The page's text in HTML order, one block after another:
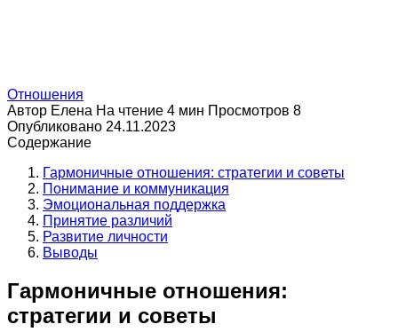
Отношения
Автор Елена На чтение 4 мин Просмотров 8
Опубликовано 24.11.2023
Содержание
Гармоничные отношения: стратегии и советы
Понимание и коммуникация
Эмоциональная поддержка
Принятие различий
Развитие личности
Выводы
Гармоничные отношения:
стратегии и советы